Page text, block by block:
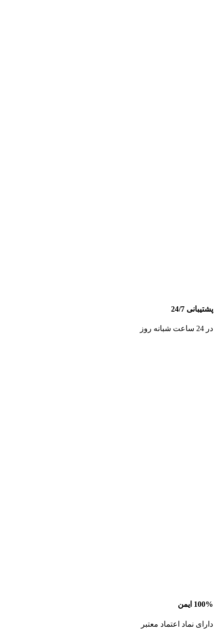
پشتیبانی 24/7
در 24 ساعت شبانه روز
100% ایمن
دارای نماد اعتماد معتبر